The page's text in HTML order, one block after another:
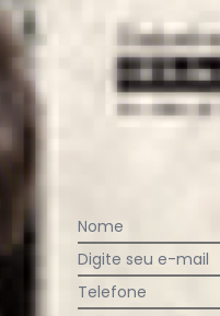
0%Longo
Nome
Digite seu e-mail
Telefone